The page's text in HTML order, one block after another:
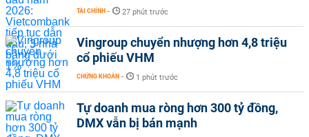
TÀI CHÍNH - 27 phút trước
Vingroup chuyển nhượng hơn 4,8 triệu
cổ phiếu VHM
CHỨNG KHOÁN - 1 phút trước
Tự doanh mua ròng hơn 300 tỷ đồng,
DMX vẫn bị bán mạnh